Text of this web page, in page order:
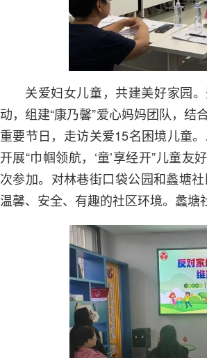
关爱妇女儿童，共建美好家园
动，组建“康乃馨”爱心妈妈团队，结
重要节日，走访关爱15名困境儿童
开展“巾帼领航，‘童’享经开”儿童
次参加。对林巷街口袋公园和蠡塘
温馨、安全、有趣的社区环境。蠡塘